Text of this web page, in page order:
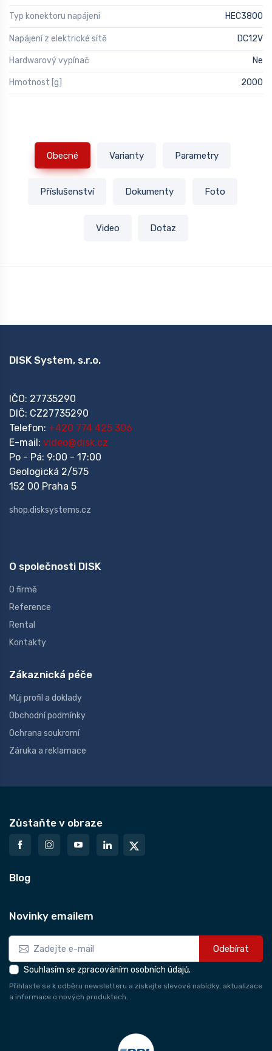
Typ konektoru napájeni HEC3800
Napájení z elektrické sítě DC12V
Hardwarový vypínač Ne
Hmotnost [g] 2000
Obecné Varianty Parametry
Příslušenství Dokumenty Foto
Video Dotaz
DISK System, s.r.o.
IČO: 27735290
DIČ: CZ27735290
Telefon: +420 774 425 306
E-mail: video@disk.cz
Po - Pá: 9:00 - 17:00
Geologická 2/575
152 00 Praha 5
shop.disksystems.cz
O společnosti DISK
O firmě
Reference
Rental
Kontakty
Zákaznická péče
Můj profil a doklady
Obchodní podmínky
Ochrana soukromí
Záruka a reklamace
Zůstaňte v obraze
Blog
Novinky emailem
Odebírat
Souhlasím se zpracováním osobních údajů.
Přihlaste se k odběru newsletteru a získejte slevové nabídky, aktualizace
a informace o nových produktech.